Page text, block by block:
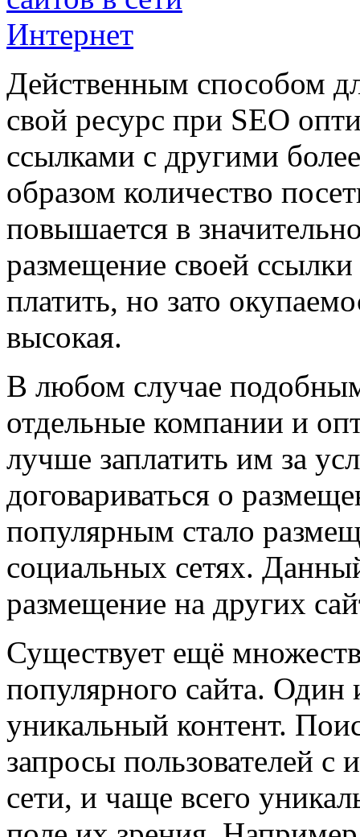
Действенным способом
свой ресурс при SEO
ссылками с другими
образом количество
повышается в
размещение своей
платить, но зато
высокая.
В любом случае
отдельные компании и
лучше заплатить им за
договариваться о
популярным стало
социальных сетях.
размещение на других
Существует ещё
популярного сайта.
уникальный контент.
запросы пользователей с
сети, и чаще всего